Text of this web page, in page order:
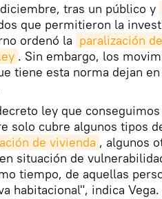
tras un público y
que permitieron la
ordenó la paralización
. Sin embargo, los
tiene esta norma dejan
ley que
solo cubre algunos tipos
de vivienda , algunos
situación de
tiempo, de aquellas
habitacional", indica Vega.